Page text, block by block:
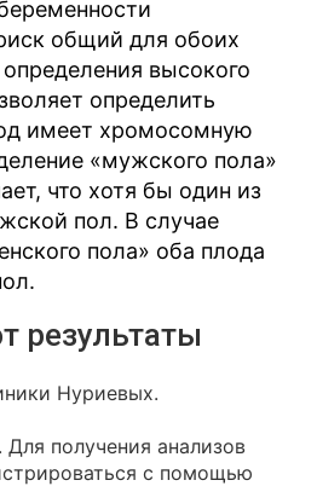
общий для обоих
высокого
определить
имеет хромосомную
«мужского пола»
что хотя бы один из
пол. В случае
пола» оба плода
результаты
Нуриевых.
. Для получения анализов
с помощью